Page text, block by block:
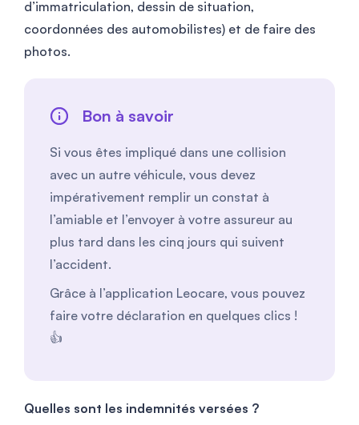
d’immatriculation, dessin de situation,
coordonnées des automobilistes) et de faire des
photos.
Bon à savoir
Si vous êtes impliqué dans une collision
avec un autre véhicule, vous devez
impérativement remplir un constat à
l’amiable et l’envoyer à votre assureur au
plus tard dans les cinq jours qui suivent
l’accident.
Grâce à l’application Leocare, vous pouvez
faire votre déclaration en quelques clics !
👍
Quelles sont les indemnités versées ?